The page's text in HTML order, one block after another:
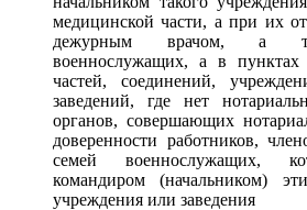
медицинской части, а при их
дежурным врачом, а
военнослужащих, а в пунктах
частей, соединений,
заведений, где нет
органов, совершающих
доверенности работников,
семей военнослужащих,
командиром (начальником)
учреждения или заведения